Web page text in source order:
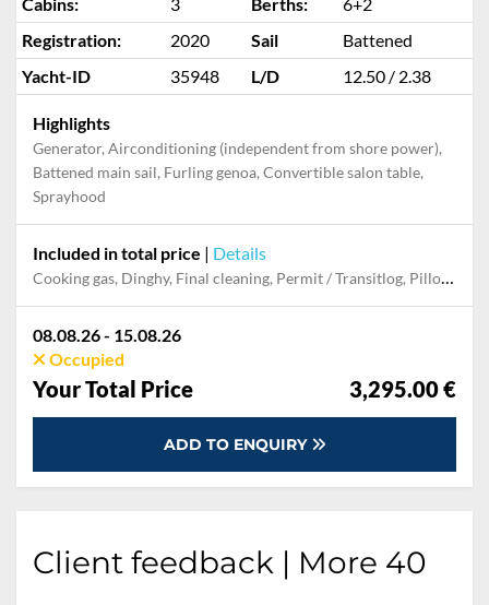
Registration:
2020 Sail
Battened
Yacht-ID
35948 L/D 12.50 / 2.38
Highlights
Generator, Airconditioning (independent from shore power),
Battened main sail, Furling genoa, Convertible salon table,
Sprayhood
Included in total price | Details
Cooking gas, Dinghy, Final cleaning, Permit / Transitlog, Pillow, blanket, sheets, duvet cover, Starter pack, Towels, WiFi internet on board
08.08.26 - 15.08.26
Occupied
Your Total Price 3,295.00 €
ADD TO ENQUIRY
Client feedback | More 40